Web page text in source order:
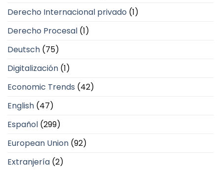
Derecho Internacional privado (1)
Derecho Procesal (1)
Deutsch (75)
Digitalización (1)
Economic Trends (42)
English (47)
Español (299)
European Union (92)
Extranjería (2)